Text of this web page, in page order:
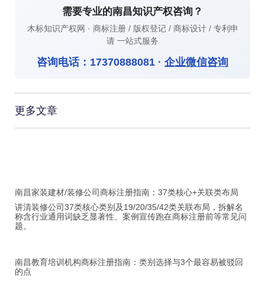
需要专业的南昌知识产权咨询？
木标知识产权网 · 商标注册 / 版权登记 / 商标设计 / 专利申
请 一站式服务
咨询电话： 17370888081 · 企业微信咨询
更多文章
南昌家装建材/装修公司商标注册指南：37类核心+关联类布局
讲清装修公司37类核心类别及19/20/35/42类关联布局，拆解名
称含行业通用词缺乏显著性、案例宣传跑在商标注册前等常见问
题。
南昌教育培训机构商标注册指南：类别选择与3个最容易被驳回
的点